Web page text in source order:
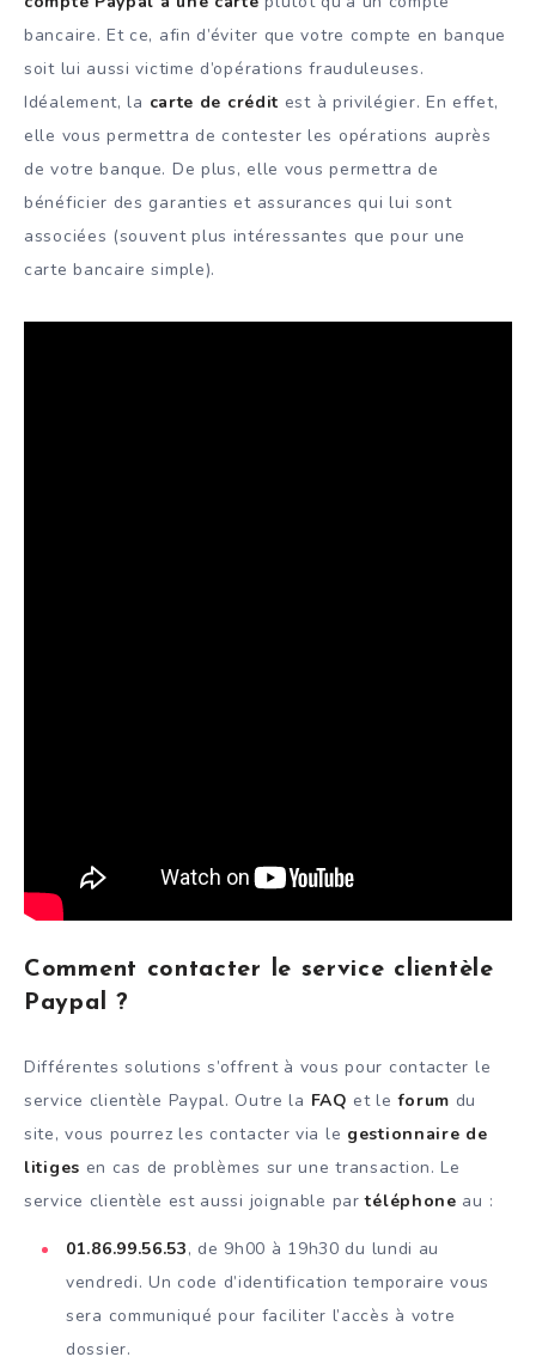
bancaire. Et ce, afin d’éviter que votre compte en banque
soit lui aussi victime d’opérations frauduleuses.
Idéalement, la carte de crédit est à privilégier. En effet,
elle vous permettra de contester les opérations auprès
de votre banque. De plus, elle vous permettra de
bénéficier des garanties et assurances qui lui sont
associées (souvent plus intéressantes que pour une
carte bancaire simple).
Comment contacter le service clientèle
Paypal ?
Différentes solutions s’offrent à vous pour contacter le
service clientèle Paypal. Outre la FAQ et leforum du
site, vous pourrez les contacter via le gestionnaire de
litiges en cas de problèmes sur une transaction. Le
service clientèle est aussi joignable partéléphone au :
01.86.99.56.53, de 9h00 à 19h30 du lundi au
vendredi. Un code d’identification temporaire vous
sera communiqué pour faciliter l’accès à votre
dossier.